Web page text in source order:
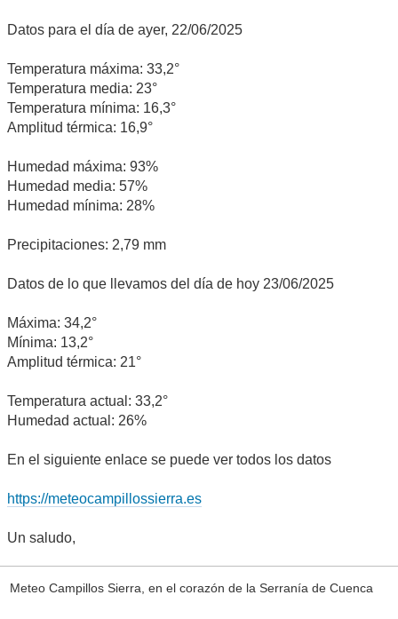
Datos para el día de ayer, 22/06/2025
Temperatura máxima: 33,2°
Temperatura media: 23°
Temperatura mínima: 16,3°
Amplitud térmica: 16,9°
Humedad máxima: 93%
Humedad media: 57%
Humedad mínima: 28%
Precipitaciones: 2,79 mm
Datos de lo que llevamos del día de hoy 23/06/2025
Máxima: 34,2°
Mínima: 13,2°
Amplitud térmica: 21°
Temperatura actual: 33,2°
Humedad actual: 26%
En el siguiente enlace se puede ver todos los datos
https://meteocampillossierra.es
Un saludo,
Meteo Campillos Sierra, en el corazón de la Serranía de Cuenca